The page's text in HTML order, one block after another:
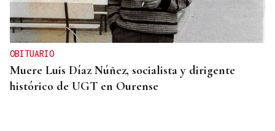
OBITUARIO
Muere Luis Díaz Núñez, socialista y dirigente
histórico de UGT en Ourense